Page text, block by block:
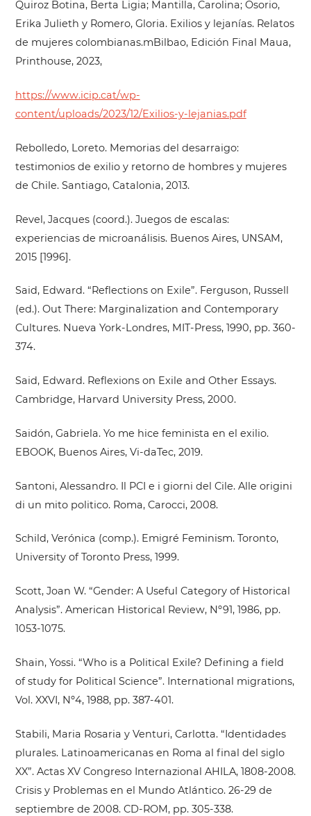
Quiroz Botina, Berta Ligia; Mantilla, Carolina; Osorio,
Erika Julieth y Romero, Gloria. Exilios y lejanías. Relatos
de mujeres colombianas.mBilbao, Edición Final Maua,
Printhouse, 2023,
https://www.icip.cat/wp-
content/uploads/2023/12/Exilios-y-lejanias.pdf
Rebolledo, Loreto. Memorias del desarraigo:
testimonios de exilio y retorno de hombres y mujeres
de Chile. Santiago, Catalonia, 2013.
Revel, Jacques (coord.). Juegos de escalas:
experiencias de microanálisis. Buenos Aires, UNSAM,
2015 [1996].
Said, Edward. “Reflections on Exile”. Ferguson, Russell
(ed.). Out There: Marginalization and Contemporary
Cultures. Nueva York-Londres, MIT-Press, 1990, pp. 360-
374.
Said, Edward. Reflexions on Exile and Other Essays.
Cambridge, Harvard University Press, 2000.
Saidón, Gabriela. Yo me hice feminista en el exilio.
EBOOK, Buenos Aires, Vi-daTec, 2019.
Santoni, Alessandro. Il PCI e i giorni del Cile. Alle origini
di un mito politico. Roma, Carocci, 2008.
Schild, Verónica (comp.). Emigré Feminism. Toronto,
University of Toronto Press, 1999.
Scott, Joan W. “Gender: A Useful Category of Historical
Analysis”. American Historical Review, Nº91, 1986, pp.
1053-1075.
Shain, Yossi. “Who is a Political Exile? Defining a field
of study for Political Science”. International migrations,
Vol. XXVI, Nº4, 1988, pp. 387-401.
Stabili, Maria Rosaria y Venturi, Carlotta. “Identidades
plurales. Latinoamericanas en Roma al final del siglo
XX”. Actas XV Congreso Internazional AHILA, 1808-2008.
Crisis y Problemas en el Mundo Atlántico. 26-29 de
septiembre de 2008. CD-ROM, pp. 305-338.